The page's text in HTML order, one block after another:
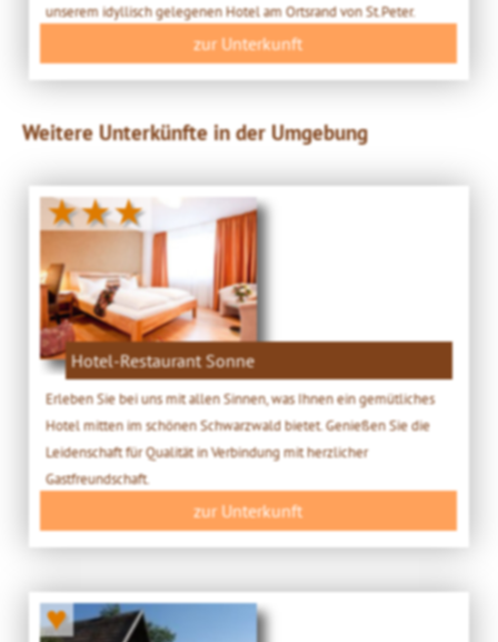
unserem idyllisch gelegenen Hotel am Ortsrand von St.Peter.
zur Unterkunft
Weitere Unterkünfte in der Umgebung
★★★
Hotel-Restaurant Sonne
Erleben Sie bei uns mit allen Sinnen, was Ihnen ein gemütliches
Hotel mitten im schönen Schwarzwald bietet. Genießen Sie die
Leidenschaft für Qualität in Verbindung mit herzlicher
Gastfreundschaft.
zur Unterkunft
♥